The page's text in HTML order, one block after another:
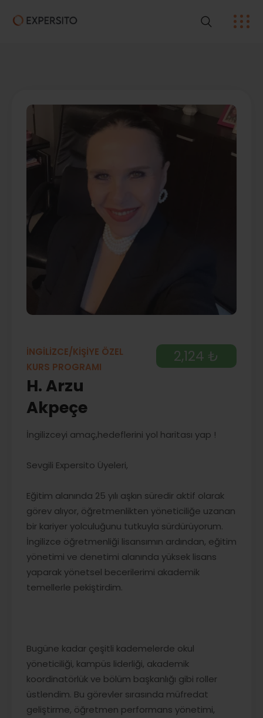
İNGİLİZCE/KİŞİYE ÖZEL
KURS PROGRAMI
H. Arzu
Akpeçe
2,124 ₺
İngilizceyi amaç,hedeflerini yol haritası yap !
Sevgili Expersito Üyeleri,
Eğitim alanında 25 yılı aşkın süredir aktif olarak
görev alıyor, öğretmenlikten yöneticiliğe uzanan
bir kariyer yolculuğunu tutkuyla sürdürüyorum.
İngilizce öğretmenliği lisansımın ardından, eğitim
yönetimi ve denetimi alanında yüksek lisans
yaparak yönetsel becerilerimi akademik
temellerle pekiştirdim.
Bugüne kadar çeşitli kademelerde okul
yöneticiliği, kampüs liderliği, akademik
koordinatörlük ve bölüm başkanlığı gibi roller
üstlendim. Bu görevler sırasında müfredat
geliştirme, öğretmen performans yönetimi,